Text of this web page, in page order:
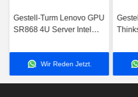
Gestell-Turm Lenovo GPU
SR868 4U Server Intel
Wir Reden Jetzt.